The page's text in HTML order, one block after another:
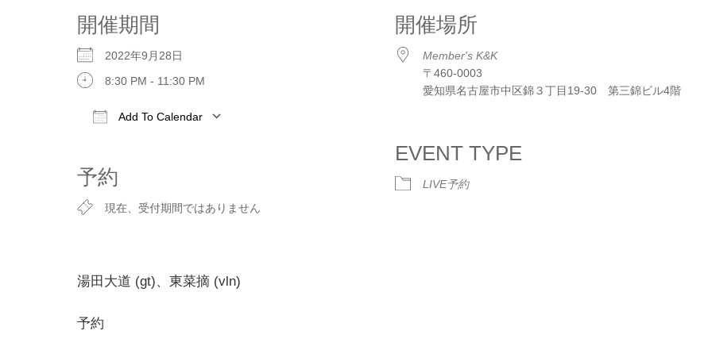
開催期間
2022年9月28日
8:30 PM - 11:30 PM
Add To Calendar
予約
現在、受付期間ではありません
開催場所
Member's K&K
〒460-0003
愛知県名古屋市中区錦３丁目19-30 第三錦ビル4階
EVENT TYPE
LIVE予約
湯田大道 (gt)、東菜摘 (vln)
予約